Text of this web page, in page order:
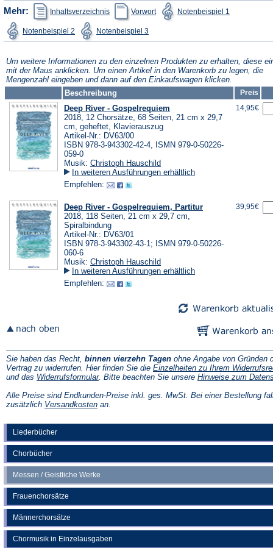
Liederbücher
Chorbücher
Messen / Geistliche Werke
Frauenchorsätze
Männerchorsätze
Chormusik in Einzelausgaben
Tab)
Mehr: Inhaltsverzeichnis
(Öffnet
in
einem
neuen
Tab)
Vorwort
(Öffnet
in
einem
Tab)
Notenbeispiel 1in
Tab)
Notenbeispiel 2
(Öffnet
in
einem
Tab)
Notenbeispiel 3in
einem
Tab)
Um weitere Informationen zu den einzelnen Produkten zu erhalten, diese
mit der Maus anklicken. Um einen Artikel in den Warenkorb zu legen, die
Mengenzahl eingeben und dann auf den Einkaufswagen klicken.
Beschreibung
Preis
Deep River - Gospelrequiem
2018, 12 Chorsätze, 68 Seiten, 21 cm x 29,7
cm, geheftet, Klavierauszug
Artikel-Nr.: DV63/00
ISBN 978-3-943302-42-4, ISMN 979-0-50226-
059-0
Musik: Christoph Hauschild
In weiteren Ausführungen erhältlich
Empfehlen:
14,95€
Deep River - Gospelrequiem, Partitur
2018, 118 Seiten, 21 cm x 29,7 cm,
Spiralbindung
Artikel-Nr.: DV63/01
ISBN 978-3-943302-43-1; ISMN 979-0-50226-
060-6
Musik: Christoph Hauschild
In weiteren Ausführungen erhältlich
Empfehlen:
39,95€
Sie haben das Recht, binnen vierzehn Tagen ohne Angabe von Gründen
Vertrag zu widerrufen. Hier finden Sie die Einzelheiten zu Ihrem
und das Widerrufsformular(Öffnet
einem
neuen
. Bitte beachten Sie unsere Hinweise zum
Alle Preise sind Endkunden-Preise inkl. ges. MwSt. Bei einer Bestellung
zusätzlich Versandkosten(Öffnet
an.